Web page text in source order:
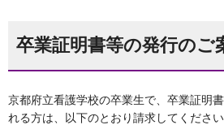
卒業証明書等の発行のご
京都府立看護学校の卒業生で、卒業証明
れる方は、以下のとおり請求してください